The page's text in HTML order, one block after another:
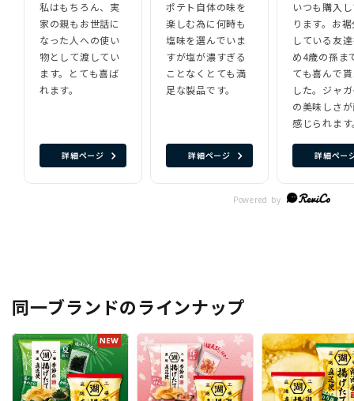
詳細ページ
私はもちろん、実
家の親もお世話に
なった人への使い
物として渡してい
ます。とても喜ば
れます。
詳細ページ
ポテト自体の味を
楽しむ為に何時も
塩味を選んでいま
すが塩が濃すぎる
ことなくとても満
足な製品です。
詳細ペー
いつも購入
ります。お
している友
め4歳の孫ま
ても喜んで
した。ジャ
の美味しさ
感じられま
同一ブランドのラインナップ